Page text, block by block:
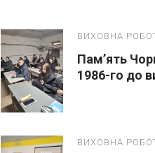
ВИХОВНА
Пам’ять
1986-го до
ВИХОВНА